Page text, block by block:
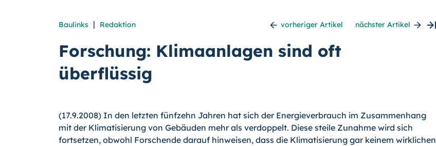
Baulinks | Redaktion vorheriger Artikel nächster Artikel
Forschung: Klimaanlagen sind oft
überflüssig
(17.9.2008) In den letzten fünfzehn Jahren hat sich der Energieverbrauch im Zusammenhang
mit der Klimatisierung von Gebäuden mehr als verdoppelt. Diese steile Zunahme wird sich
fortsetzen, obwohl Forschende darauf hinweisen, dass die Klimatisierung gar keinem wirklichen